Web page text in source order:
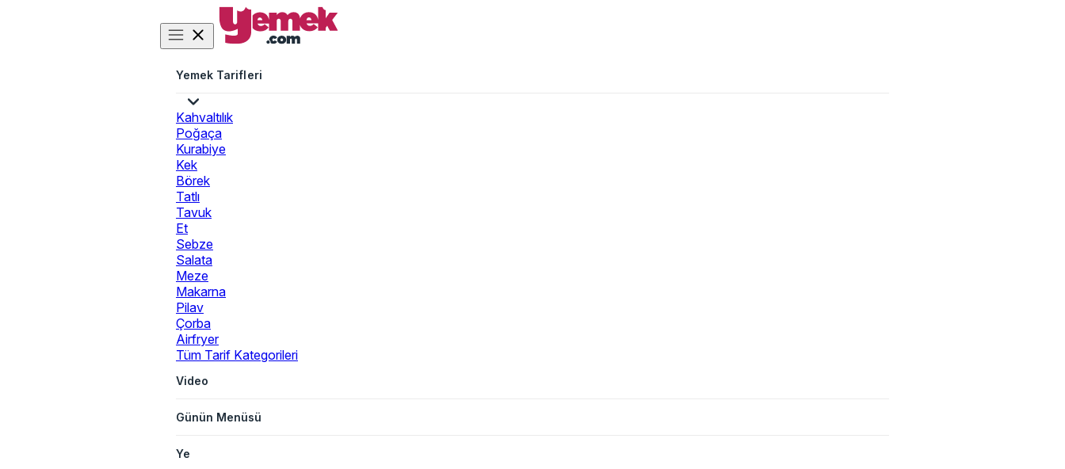
Yemek Tarifleri
Kahvaltılık
Poğaça
Kurabiye
Kek
Börek
Tatlı
Tavuk
Et
Sebze
Salata
Meze
Makarna
Pilav
Çorba
Airfryer
Tüm Tarif Kategorileri
Video
Günün Menüsü
Ye